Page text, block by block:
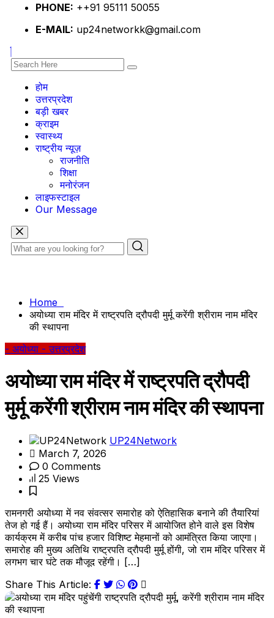
PHONE: ++91 95111 50055
E-MAIL: up24networkk@gmail.com
होम
उत्तरप्रदेश
बड़ी खबर
क्राइम
स्वास्थ्य
राष्ट्रीय न्यूज़
राजनीति
शिक्षा
मनोरंजन
लाइफस्टाइल
Our Message
Home
अयोध्या राम मंदिर में राष्ट्रपति द्रौपदी मुर्मू करेंगी श्रीराम नाम मंदिर
की स्थापना
- अयोध्या - उत्तरप्रदेश
अयोध्या राम मंदिर में राष्ट्रपति द्रौपदी
मुर्मू करेंगी श्रीराम नाम मंदिर की स्थापना
UP24Network
March 7, 2026
0 Comments
25 Views
रामनगरी अयोध्या में नव संवत्सर समारोह को ऐतिहासिक बनाने की तैयारियां
तेज हो गई हैं। अयोध्या राम मंदिर परिसर में आयोजित होने वाले इस विशेष
कार्यक्रम में करीब पांच हजार विशिष्ट मेहमानों को आमंत्रित किया जाएगा।
समारोह की मुख्य अतिथि राष्ट्रपति द्रौपदी मुर्मू होंगी, जो राम मंदिर परिसर में
लगभग चार घंटे तक मौजूद रहेंगी। […]
Share This Article: